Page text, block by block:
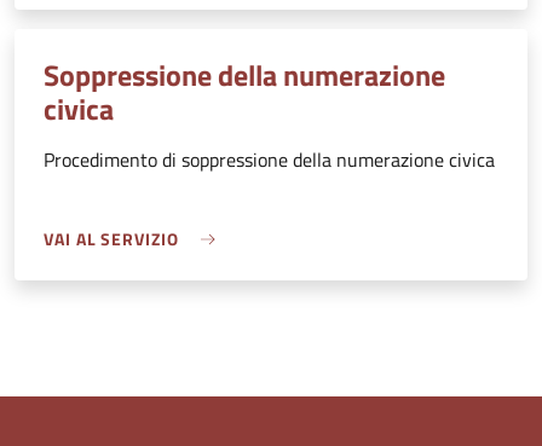
Soppressione della numerazione
civica
Procedimento di soppressione della numerazione civica
VAI AL SERVIZIO